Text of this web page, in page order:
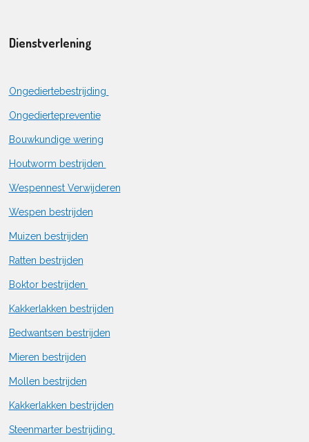
Dienstverlening
Ongediertebestrijding
Ongediertepreventie
Bouwkundige wering
Houtworm bestrijden
Wespennest Verwijderen
Wespen bestrijden
Muizen bestrijden
Ratten bestrijden
Boktor bestrijden
Kakkerlakken bestrijden
Bedwantsen bestrijden
Mieren bestrijden
Mollen bestrijden
Kakkerlakken bestrijden
Steenmarter bestrijding